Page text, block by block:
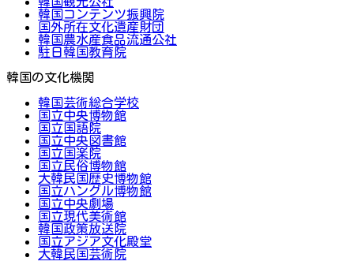
韓国コンテンツ振興院
国外所在文化遺産財団
韓国農水産食品流通公社
駐日韓国教育院
韓国の文化機関
韓国芸術総合学校
国立中央博物館
国立国語院
国立中央図書館
国立国楽院
国立民俗博物館
大韓民国歴史博物館
国立ハングル博物館
国立中央劇場
国立現代美術館
韓国政策放送院
国立アジア文化殿堂
大韓民国芸術院